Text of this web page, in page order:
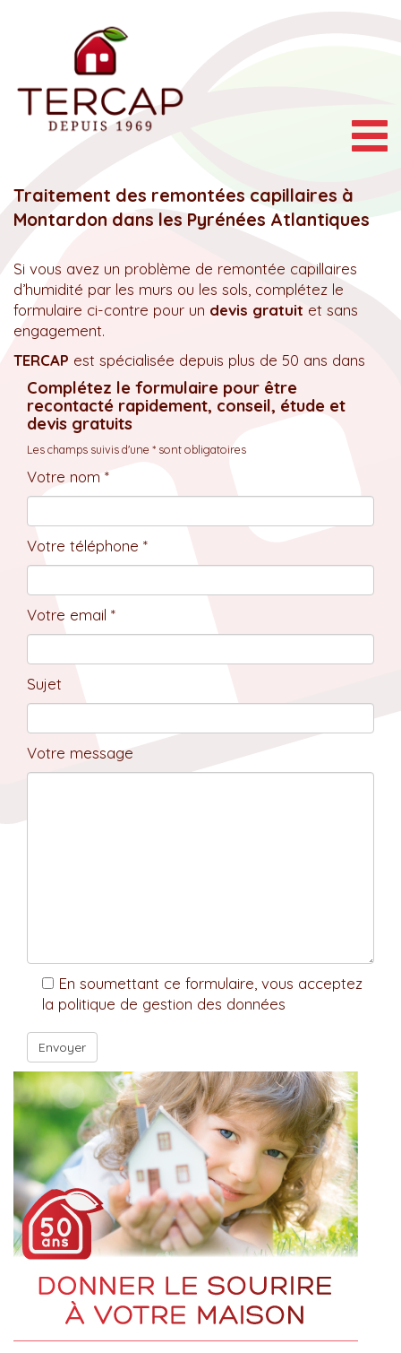
Traitement des remontées capillaires à
Montardon dans les Pyrénées Atlantiques
Si vous avez un problème de remontée capillaires
d’humidité par les murs ou les sols, complétez le
formulaire ci-contre pour un devis gratuit et sans
engagement.
TERCAP est spécialisée depuis plus de 50 ans dans
Complétez le formulaire pour être
recontacté rapidement, conseil, étude et
devis gratuits
Les champs suivis d'une * sont obligatoires
Votre nom *
Votre téléphone *
Votre email *
Sujet
Votre message
En soumettant ce formulaire, vous acceptez
la politique de gestion des données